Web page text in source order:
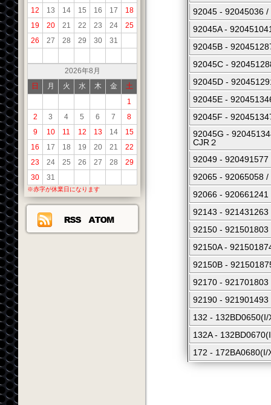
12
13 14 15 16 17
18
19
20 21 22 23 24
25
26
27 28 29 30 31
2026年8月
日
月 火 水 木 金
土
1
2
3 4 5 6 7
8
9
10 11 12 13 14
15
16
17 18 19 20 21
22
23
24 25 26 27 28
29
30
31
※赤字が休業日になります
92045 - 92045036 /
92045A -
92045B -
92045C -
92045D -
92045E -
92045F -
92045G -
CJR２
92049 - 920491577
92065 - 92065058 /
92066 - 920661241
92143 - 921431263
92150 -
92150A -
92150B -
92170 - 921701803
92190 - 921901493
132 -
132A -
172 -